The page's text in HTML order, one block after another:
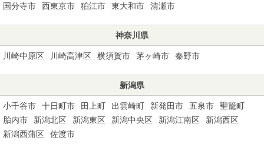
国分寺市
西東京市 狛江市 東大和市 清瀬市
神奈川県
川崎中原区 川崎高津区 横須賀市 茅ヶ崎市 秦野市
新潟県
小千谷市 十日町市 田上町 出雲崎町 新発田市 五泉市
聖籠町
胎内市
新潟北区 新潟東区 新潟中央区 新潟江南区
新潟西区
新潟西蒲区
佐渡市